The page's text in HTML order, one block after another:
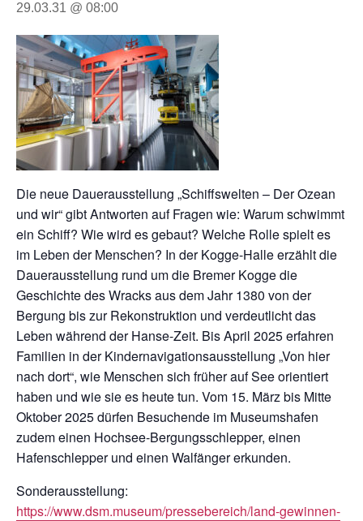
29.03.31 @ 08:00
Die neue Dauerausstellung „Schiffswelten – Der Ozean
und wir“ gibt Antworten auf Fragen wie: Warum schwimmt
ein Schiff? Wie wird es gebaut? Welche Rolle spielt es
im Leben der Menschen? In der Kogge-Halle erzählt die
Dauerausstellung rund um die Bremer Kogge die
Geschichte des Wracks aus dem Jahr 1380 von der
Bergung bis zur Rekonstruktion und verdeutlicht das
Leben während der Hanse-Zeit. Bis April 2025 erfahren
Familien in der Kindernavigationsausstellung „Von hier
nach dort“, wie Menschen sich früher auf See orientiert
haben und wie sie es heute tun. Vom 15. März bis Mitte
Oktober 2025 dürfen Besuchende im Museumshafen
zudem einen Hochsee-Bergungsschlepper, einen
Hafenschlepper und einen Walfänger erkunden.
Sonderausstellung:
https://www.dsm.museum/pressebereich/land-gewinnen-